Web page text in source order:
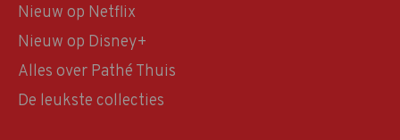
Nieuw op Netflix
Nieuw op Disney+
Alles over Pathé Thuis
De leukste collecties